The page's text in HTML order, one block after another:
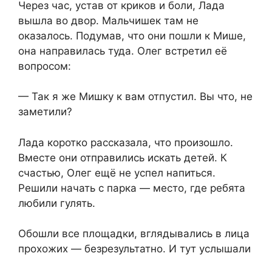
Через час, устав от криков и боли, Лада
вышла во двор. Мальчишек там не
оказалось. Подумав, что они пошли к Мише,
она направилась туда. Олег встретил её
вопросом:
— Так я же Мишку к вам отпустил. Вы что, не
заметили?
Лада коротко рассказала, что произошло.
Вместе они отправились искать детей. К
счастью, Олег ещё не успел напиться.
Решили начать с парка — место, где ребята
любили гулять.
Обошли все площадки, вглядывались в лица
прохожих — безрезультатно. И тут услышали